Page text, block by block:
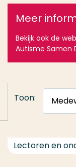
Meer
Bekijk ook de
Autisme Samen
Toon:
Lectoren en